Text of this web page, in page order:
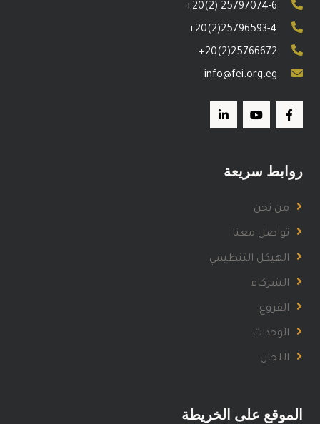
+20(2) 25797074-6
+20(2)25796593-4
+20(2)25766672
info@fei.org.eg
روابط سريعة
من نحن
تواصل معنا
الهيكل التنظيمي
الشركاء
الفروع
الوحدات
اللجان
الموقع على الخريطة